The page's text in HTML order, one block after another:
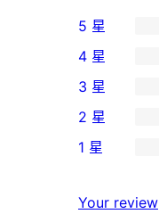
3
個
5
星
使
者
5 星
個
4
星
用
4 星
0
個
3
使
3 星
個
星
2 星
1 星
Your review